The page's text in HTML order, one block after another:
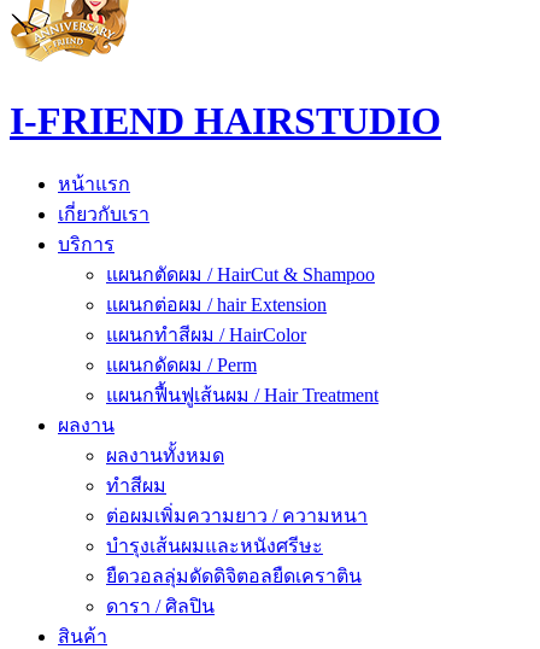
I-FRIEND HAIRSTUDIO
หน้าแรก
เกี่ยวกับเรา
บริการ
แผนกตัดผม / HairCut & Shampoo
แผนกต่อผม / hair Extension
แผนกทำสีผม / HairColor
แผนกดัดผม / Perm
แผนกฟื้นฟูเส้นผม / Hair Treatment
ผลงาน
ผลงานทั้งหมด
ทำสีผม
ต่อผมเพิ่มความยาว / ความหนา
บำรุงเส้นผมและหนังศรีษะ
ยืดวอลลุ่มดัดดิจิตอลยืดเคราติน
ดารา / ศิลปิน
สินค้า